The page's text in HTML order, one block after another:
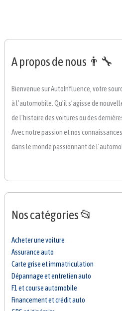
A propos de nous 👨‍🔧
Bienvenue sur AutoInfluence, votre
à l’automobile. Qu’il s’agisse de
de l’histoire des voitures ou des
Avec notre passion et nos
dans le monde passionnant de
Nos catégories 📂
Acheter une voiture
Assurance auto
Carte grise et immatriculation
Dépannage et entretien auto
F1 et course automobile
Financement et crédit auto